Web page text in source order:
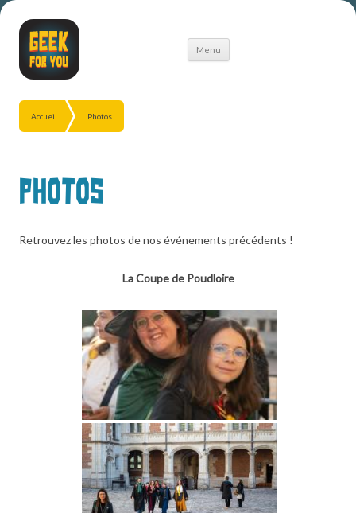
Menu
Aller
Accueil Photos
Photos
Retrouvez les photos de nos événements précédents !
La Coupe de Poudloire